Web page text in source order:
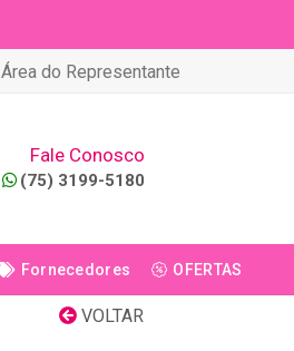
Área do Representante
Fale Conosco
(75) 3199-5180
Fornecedores OFERTAS
VOLTAR